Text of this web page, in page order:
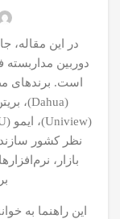
در این مقاله،
نظر کشور
بازار،
این راهنما به